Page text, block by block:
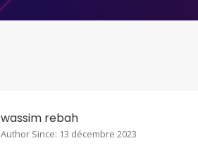
wassim rebah
Author Since: 13 décembre 2023